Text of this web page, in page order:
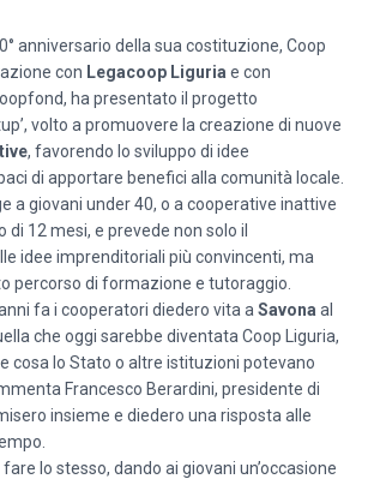
anniversario della sua costituzione, Coop
con Legacoop Liguria e con
ha presentato il progetto
volto a promuovere la creazione di nuove
, favorendo lo sviluppo di idee
di apportare benefici alla comunità locale.
a giovani under 40, o a cooperative inattive
12 mesi, e prevede non solo il
idee imprenditoriali più convincenti, ma
percorso di formazione e tutoraggio.
fa i cooperatori diedero vita a Savona al
che oggi sarebbe diventata Coop Liguria,
cosa lo Stato o altre istituzioni potevano
Francesco Berardini, presidente di
insieme e diedero una risposta alle
lo stesso, dando ai giovani un’occasione